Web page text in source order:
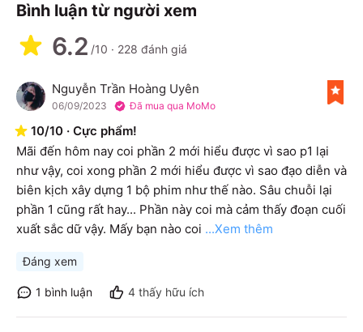
Bình luận từ người xem
6.2 /10 · 228 đánh giá
N Nguyễn Trần Hoàng Uyên
06/09/2023 Đã mua qua MoMo
10/10 · Cực phẩm!
Mãi đến hôm nay coi phần 2 mới hiểu được vì sao p1 lại
như vậy, coi xong phần 2 mới hiểu được vì sao đạo diễn và
biên kịch xây dựng 1 bộ phim như thế nào. Sâu chuỗi lại
phần 1 cũng rất hay... Phần này coi mà cảm thấy đoạn cuối
xuất sắc dữ vậy. Mấy bạn nào coi ...Xem thêm
Đáng xem
1 bình luận 4 thấy hữu ích